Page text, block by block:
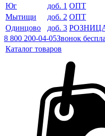
Юг
доб. 1 ОПТ
Мытищи
доб. 2 ОПТ
Одинцово
доб. 3
8 800 200-04-05Звонок
Каталог товаров